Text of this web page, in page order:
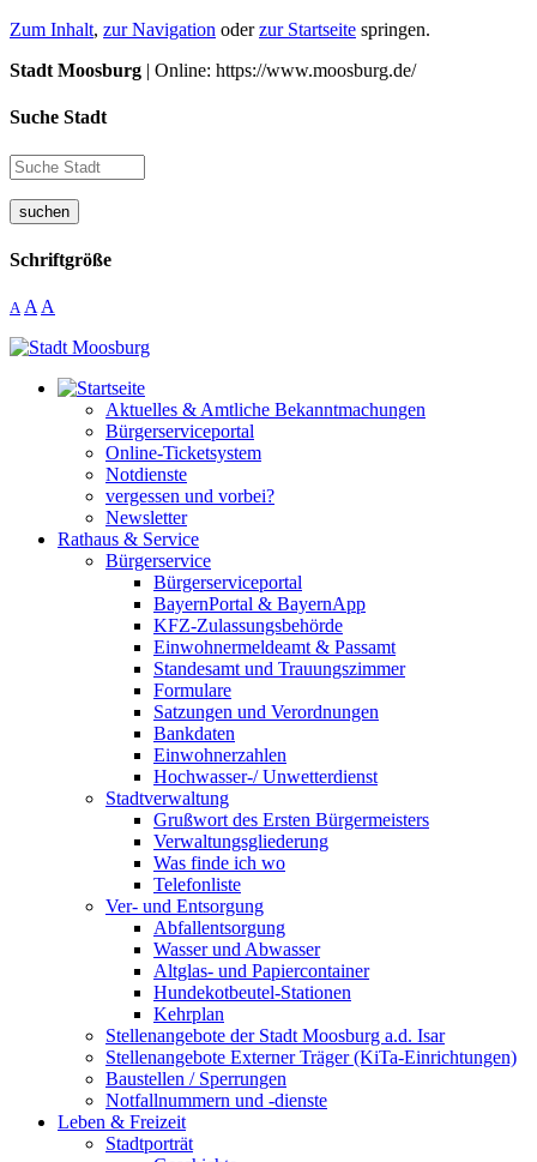
Zum Inhalt, zur Navigation oderzur Startseite springen.
Stadt Moosburg | Online: https://www.moosburg.de/
Suche Stadt
suchen
Schriftgröße
A A A
Aktuelles & Amtliche Bekanntmachungen
Bürgerserviceportal
Online-Ticketsystem
Notdienste
vergessen und vorbei?
Newsletter
Rathaus & Service
Bürgerservice
Bürgerserviceportal
BayernPortal & BayernApp
KFZ-Zulassungsbehörde
Einwohnermeldeamt & Passamt
Standesamt und Trauungszimmer
Formulare
Satzungen und Verordnungen
Bankdaten
Einwohnerzahlen
Hochwasser-/ Unwetterdienst
Stadtverwaltung
Grußwort des Ersten Bürgermeisters
Verwaltungsgliederung
Was finde ich wo
Telefonliste
Ver- und Entsorgung
Abfallentsorgung
Wasser und Abwasser
Altglas- und Papiercontainer
Hundekotbeutel-Stationen
Kehrplan
Stellenangebote der Stadt Moosburg a.d. Isar
Stellenangebote Externer Träger (KiTa-Einrichtungen)
Baustellen / Sperrungen
Notfallnummern und -dienste
Leben & Freizeit
Stadtporträt